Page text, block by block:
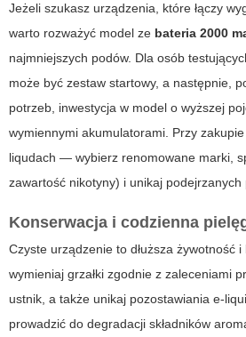
Jeżeli szukasz urządzenia, które łączy
warto rozważyć model ze bateria 2000
najmniejszych podów. Dla osób
może być zestaw startowy, a następnie,
potrzeb, inwestycja w model o wyższej
wymiennymi akumulatorami. Przy
liqudach — wybierz renomowane marki,
zawartość nikotyny) i unikaj
Konserwacja i codzienna
Czyste urządzenie to dłuższa żywotność
wymieniaj grzałki zgodnie z zaleceniami
ustnik, a także unikaj pozostawiania e-
prowadzić do degradacji składników